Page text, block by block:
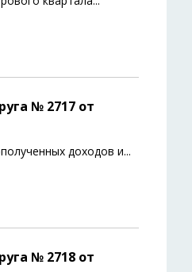
№ 2717 от
доходов и...
№ 2718 от